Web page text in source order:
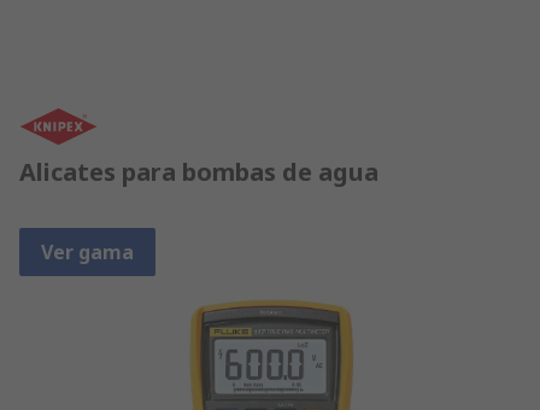
Alicates para bombas de agua
Ver gama